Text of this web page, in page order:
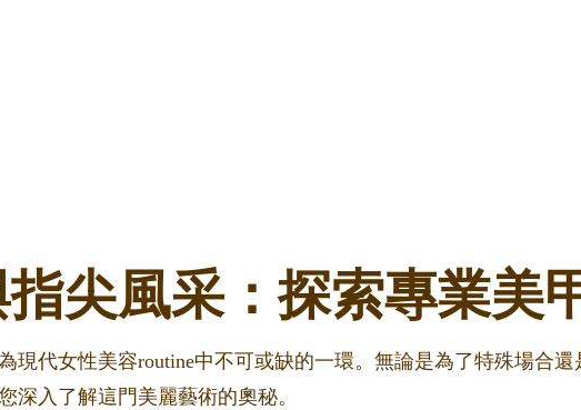
尖風采：探索專業美
現代女性美容routine中不可或缺的一環。無論是為了特殊場合
深入了解這門美麗藝術的奧秘。